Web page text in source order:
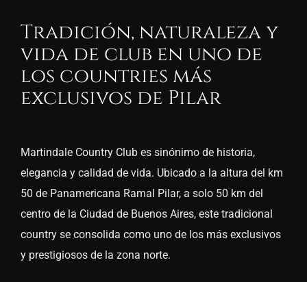
Tradición, naturaleza y
vida de club en uno de
los countries más
exclusivos de Pilar
Martindale Country Club es sinónimo de historia,
elegancia y calidad de vida. Ubicado a la altura del km
50 de Panamericana Ramal Pilar, a solo 50 km del
centro de la Ciudad de Buenos Aires, este tradicional
country se consolida como uno de los más exclusivos
y prestigiosos de la zona norte.